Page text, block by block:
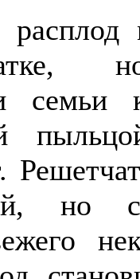
но
семьи
но